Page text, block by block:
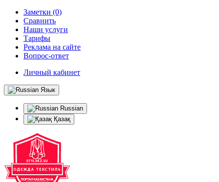
Заметки (0)
Сравнить
Наши услуги
Тарифы
Реклама на сайте
Вопрос-ответ
Личный кабинет
Язык
Russian
Қазақ